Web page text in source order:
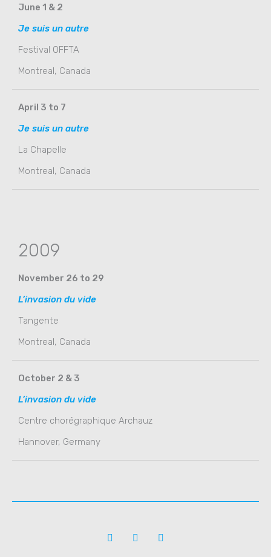
June 1 & 2
Je suis un autre
Festival OFFTA
Montreal, Canada
April 3 to 7
Je suis un autre
La Chapelle
Montreal, Canada
2009
November 26 to 29
L’invasion du vide
Tangente
Montreal, Canada
October 2 & 3
L’invasion du vide
Centre chorégraphique Archauz
Hannover, Germany
F
V
I